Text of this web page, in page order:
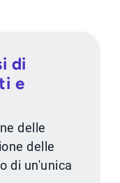
di
e
delle
delle
di un'unica